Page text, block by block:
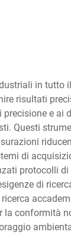
in tutto
risultati
e ai
Questi
di
protocolli
di
la conformità